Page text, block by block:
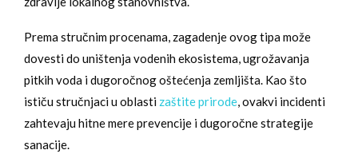
Prema stručnim procenama, zagadenje ovog tipa može
dovesti do uništenja vodenih ekosistema, ugrožavanja
pitkih voda i dugoročnog oštećenja zemljišta. Kao što
ističu stručnjaci u oblasti zaštite prirode, ovakvi incidenti
zahtevaju hitne mere prevencije i dugoročne strategije
sanacije.